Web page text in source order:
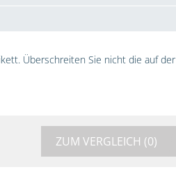
Überschreiten Sie nicht die auf der
ZUM VERGLEICH (0)